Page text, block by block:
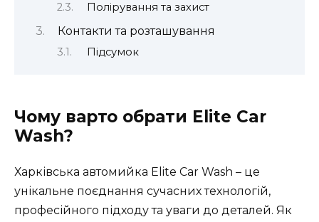
Полірування та захист
Контакти та розташування
Підсумок
Чому варто обрати Elite Car
Wash?
Харківська автомийка Elite Car Wash – це
унікальне поєднання сучасних технологій,
професійного підходу та уваги до деталей. Як